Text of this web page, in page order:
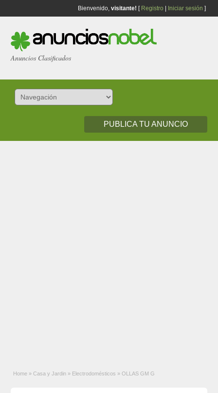
Bienvenido, visitante! [ Registro Iniciar sesión ]
Anuncios Clasificados
PUBLICA TU ANUNCIO
Home » Casa y Jardin » Electrodomésticos » OLLAS GM G